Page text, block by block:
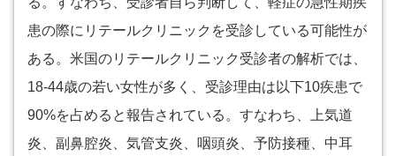
患の際にリテールクリニックを受診している可能性が
ある。米国のリテールクリニック受診者の解析では、
18-44歳の若い女性が多く、受診理由は以下10疾患で
90%を占めると報告されている。すなわち、上気道
炎、副鼻腔炎、気管支炎、咽頭炎、予防接種、中耳